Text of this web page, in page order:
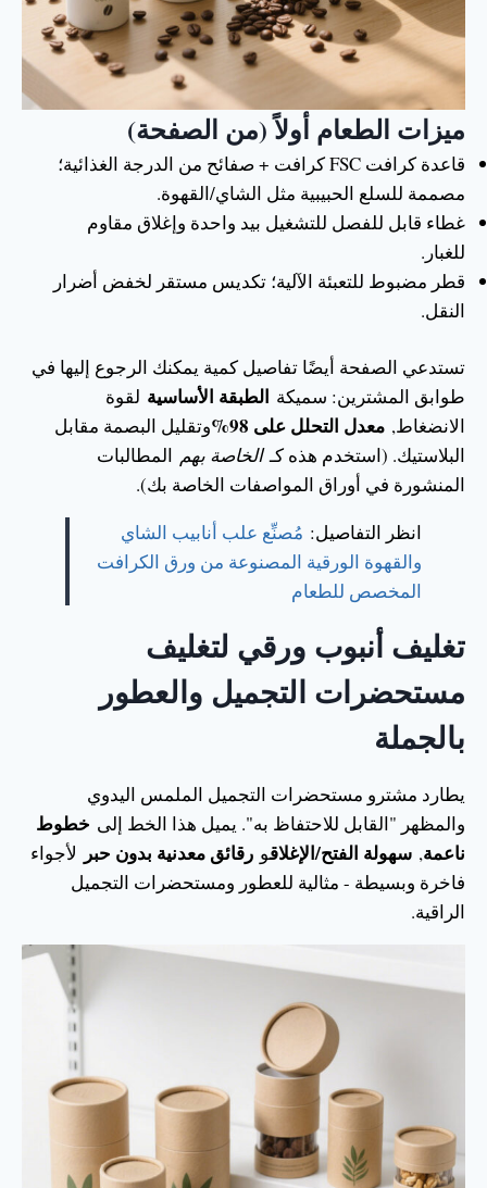
ميزات الطعام أولاً (من الصفحة)
قاعدة كرافت FSC كرافت + صفائح من الدرجة الغذائية؛
مصممة للسلع الحبيبية مثل الشاي/القهوة.
غطاء قابل للفصل للتشغيل بيد واحدة وإغلاق مقاوم
للغبار.
قطر مضبوط للتعبئة الآلية؛ تكديس مستقر لخفض أضرار
النقل.
تستدعي الصفحة أيضًا تفاصيل كمية يمكنك الرجوع إليها في
طوابق المشترين: سميكة الطبقة الأساسية لقوة
الانضغاط, معدل التحلل على 98%
وتقليل البصمة مقابل
البلاستيك. (استخدم هذه كـالخاصة بهم المطالبات
المنشورة في أوراق المواصفات الخاصة بك).
انظر التفاصيل: مُصنِّع علب أنابيب الشاي
والقهوة الورقية المصنوعة من ورق الكرافت
المخصص للطعام
تغليف أنبوب ورقي لتغليف
مستحضرات التجميل والعطور
بالجملة
يطارد مشترو مستحضرات التجميل الملمس اليدوي
والمظهر "القابل للاحتفاظ به". يميل هذا الخط إلى خطوط
ناعمة, سهولة الفتح/الإغلاقو رقائق معدنية بدون حبر لأجواء
فاخرة وبسيطة - مثالية للعطور ومستحضرات التجميل
الراقية.